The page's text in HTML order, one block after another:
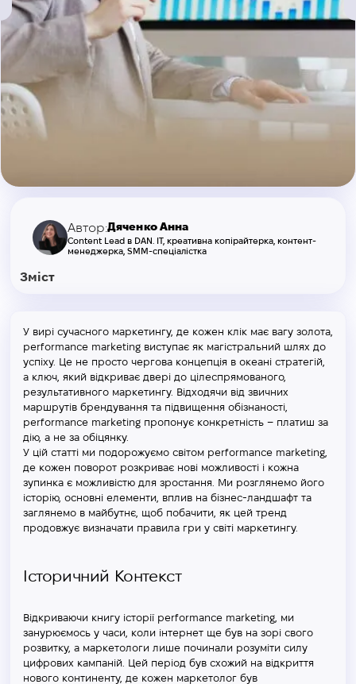
Автор:Дяченко Анна
Content Lead в DAN. IT, креативна копірайтерка, контент-
менеджерка, SMM-спеціалістка
Зміст
У вирі сучасного маркетингу, де кожен клік має вагу золота,
performance marketing виступає як магістральний шлях до
успіху. Це не просто чергова концепція в океані стратегій,
а ключ, який відкриває двері до цілеспрямованого,
результативного маркетингу. Відходячи від звичних
маршрутів брендування та підвищення обізнаності,
performance marketing пропонує конкретність – платиш за
дію, а не за обіцянку.
У цій статті ми подорожуємо світом performance marketing,
де кожен поворот розкриває нові можливості і кожна
зупинка є можливістю для зростання. Ми розглянемо його
історію, основні елементи, вплив на бізнес-ландшафт та
заглянемо в майбутнє, щоб побачити, як цей тренд
продовжує визначати правила гри у світі маркетингу.
Історичний Контекст
Відкриваючи книгу історії performance marketing, ми
занурюємось у часи, коли інтернет ще був на зорі свого
розвитку, а маркетологи лише починали розуміти силу
цифрових кампаній. Цей період був схожий на відкриття
нового континенту, де кожен маркетолог був